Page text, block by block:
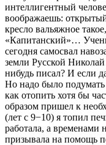
интеллигентный
воображаешь:
кресло вальяжное
«Капитанский»…
сегодня самосвал
земли Русской
нибудь писал? И если
Но надо было подумать
как отопить хотя бы
образом пришел к
(лет с 9−10) я топил
работала, а
призывала на помощь